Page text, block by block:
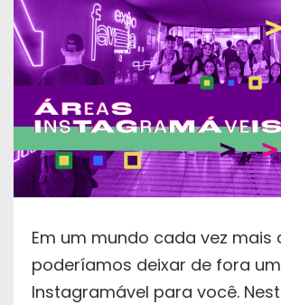
Em um mundo cada vez mais
poderíamos deixar de fora
Instagramável para você.